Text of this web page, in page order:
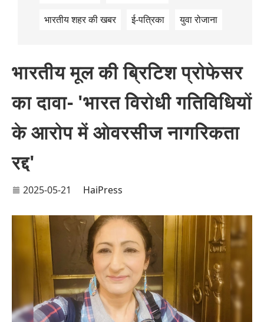
भारतीय शहर की खबर ई-पत्रिका युवा रोजाना
भारतीय मूल की ब्रिटिश प्रोफेसर
का दावा- 'भारत विरोधी गतिविधियों
के आरोप में ओवरसीज नागरिकता
रद्द'
2025-05-21 HaiPress